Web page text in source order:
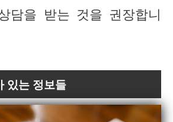
담을 받는 것을 권장합니
있는 정보들